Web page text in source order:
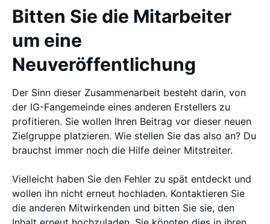
Bitten Sie die Mitarbeiter
um eine
Neuveröffentlichung
Der Sinn dieser Zusammenarbeit besteht darin, von
der IG-Fangemeinde eines anderen Erstellers zu
profitieren. Sie wollen Ihren Beitrag vor dieser neuen
Zielgruppe platzieren. Wie stellen Sie das also an? Du
brauchst immer noch die Hilfe deiner Mitstreiter.
Vielleicht haben Sie den Fehler zu spät entdeckt und
wollen ihn nicht erneut hochladen. Kontaktieren Sie
die anderen Mitwirkenden und bitten Sie sie, den